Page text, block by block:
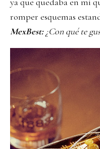
romper esquemas
MexBest: ¿Con qué te